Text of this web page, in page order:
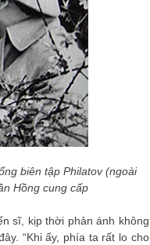
biên tập Philatov (ngoài
Hồng cung cấp
sĩ, kịp thời phản ánh không
“Khi ấy, phía ta rất lo cho